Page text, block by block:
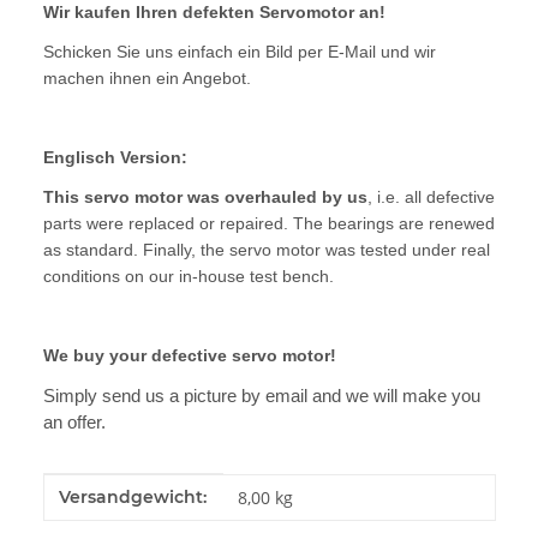
Wir kaufen Ihren defekten Servomotor an!
Schicken Sie uns einfach ein Bild per E-Mail und wir
machen ihnen ein Angebot.
Englisch Version:
This servo motor was overhauled by us , i.e. all defective
parts were replaced or repaired. The bearings are renewed
as standard. Finally, the servo motor was tested under real
conditions on our in-house test bench.
We buy your defective servo motor!
Simply send us a picture by email and we will make you
an offer.
Produkteigenschaft
Wert
Versandgewicht: 8,00 kg